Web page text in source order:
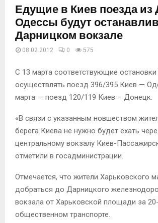
Едущие в Киев поезда из
Одессы будут
Дарницком вокзале
08.02.2012 0 575
С 13 марта соответствующие
осуществлять поезд 396/395 Киев —
марта — поезд 120/119 Киев – Донецк.
«В связи с указанным новшеством
берега Киева не нужно будет ехать
центральному вокзалу Киев-
отметили в госадминистрации.
Отмечается, что жители Харьковского
добраться до Дарницкого
вокзала от Харьковской площади за
общественном транспорте.